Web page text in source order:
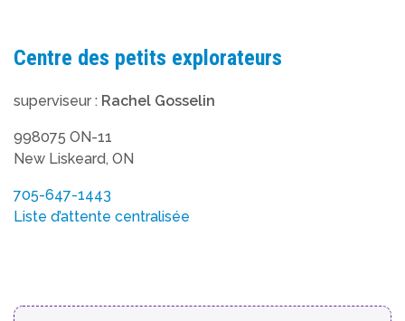
Centre des petits explorateurs
superviseur : Rachel Gosselin
998075 ON-11
New Liskeard, ON
705-647-1443
Liste d’attente centralisée